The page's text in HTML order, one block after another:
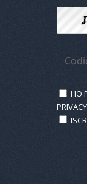
HO
PRIVACY